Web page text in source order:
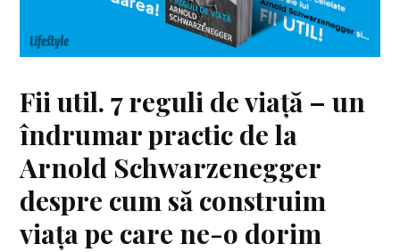
Fii util. 7 reguli de viață – un
îndrumar practic de la
Arnold Schwarzenegger
despre cum să construim
viața pe care ne-o dorim